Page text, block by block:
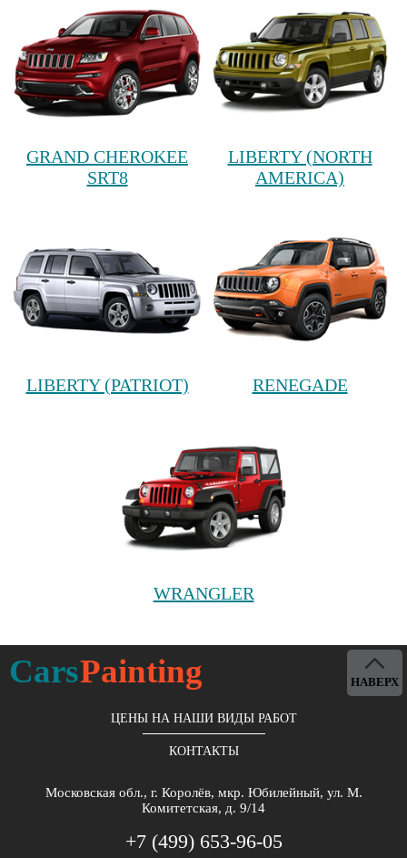
GRAND CHEROKEE
SRT8
LIBERTY (NORTH
AMERICA)
LIBERTY (PATRIOT) RENEGADE
WRANGLER
CarsPainting
ЦЕНЫ НА НАШИ ВИДЫ РАБОТ
КОНТАКТЫ
Московская обл., г. Королёв, мкр. Юбилейный, ул. М.
Комитетская, д. 9/14
+7 (499) 653-96-05
НАВЕРХ